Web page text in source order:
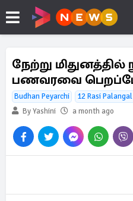
நேற்று மிதுனத்தில்
பணவரவை
Budhan Peyarchi
12 Rasi
By Yashini
a month ago